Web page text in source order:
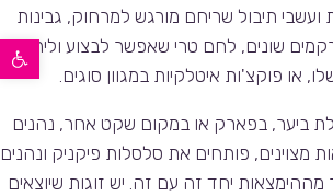
פתח סרגל נגישות
ועשבי תיבול שריחם מורגש למרחוק, גבינות
שונים, לחם טרי שאפשר לבצוע וליהנות
או פוקצ'ות איטלקיות במגוון סוגים.
ביער, בפארק או במקום שקט אחר, נהנים
פותחים את סלסלות פיקניק ונהנים
יחד זה עם זה. יש זוגות שיוצאים